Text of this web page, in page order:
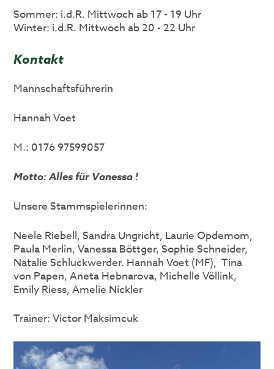
Sommer: i.d.R. Mittwoch ab 17 - 19 Uhr
Winter: i.d.R. Mittwoch ab 20 - 22 Uhr
Kontakt
Mannschaftsführerin
Hannah Voet
M.: 0176 97599057
Motto: Alles für Vanessa!
Unsere Stammspielerinnen:
Neele Riebell, Sandra Ungricht, Laurie Opdemom,
Paula Merlin, Vanessa Böttger, Sophie Schneider,
Natalie Schluckwerder. Hannah Voet (MF), Tina
von Papen, Aneta Hebnarova, Michelle Völlink,
Emily Riess, Amelie Nickler
Trainer: Victor Maksimcuk